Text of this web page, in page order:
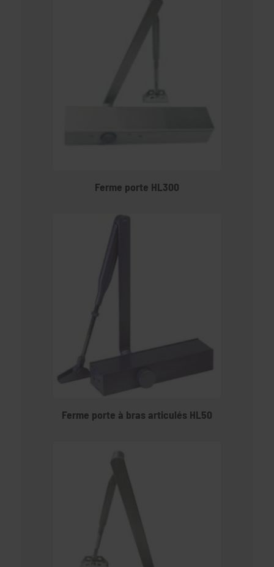
Ferme porte HL300
Ferme porte à bras articulés HL50